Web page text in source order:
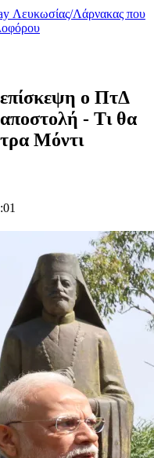
Λευκωσίας/Λάρνακας που
επίσκεψη ο ΠτΔ
αποστολή - Τι θα
Μόντι